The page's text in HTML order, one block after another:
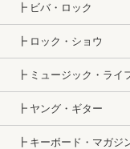
┣ ビバ・ロック
┣ ロック・ショウ
┣ ミュージック・ライ
┣ ヤング・ギター
┣ キーボード・マガジ